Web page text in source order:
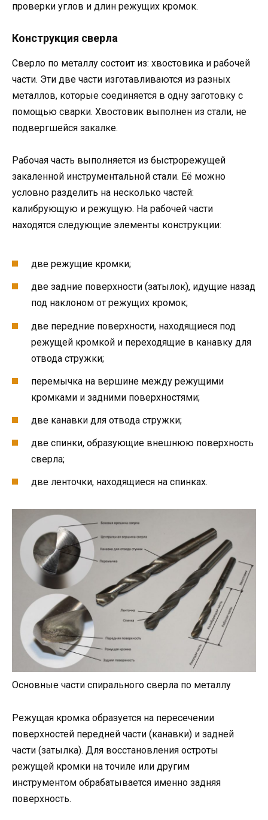
проверки углов и длин режущих кромок.
Конструкция сверла
Сверло по металлу состоит из: хвостовика и рабочей
части. Эти две части изготавливаются из разных
металлов, которые соединяется в одну заготовку с
помощью сварки. Хвостовик выполнен из стали, не
подвергшейся закалке.
Рабочая часть выполняется из быстрорежущей
закаленной инструментальной стали. Её можно
условно разделить на несколько частей:
калибрующую и режущую. На рабочей части
находятся следующие элементы конструкции:
две режущие кромки;
две задние поверхности (затылок), идущие назад
под наклоном от режущих кромок;
две передние поверхности, находящиеся под
режущей кромкой и переходящие в канавку для
отвода стружки;
перемычка на вершине между режущими
кромками и задними поверхностями;
две канавки для отвода стружки;
две спинки, образующие внешнюю поверхность
сверла;
две ленточки, находящиеся на спинках.
Основные части спирального сверла по металлу
Режущая кромка образуется на пересечении
поверхностей передней части (канавки) и задней
части (затылка). Для восстановления остроты
режущей кромки на точиле или другим
инструментом обрабатывается именно задняя
поверхность.